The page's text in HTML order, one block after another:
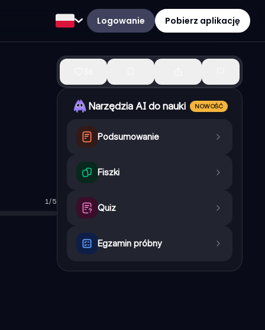
Logowanie Pobierz aplikację
1/5
związki chemiczne, struktury (kwasy nukleinowe,
prawidłowa czynność mięśni)
Narzędzia AI do nauki NOWOŚĆ
Podsumowanie
Fiszki
Quiz
Egzamin próbny